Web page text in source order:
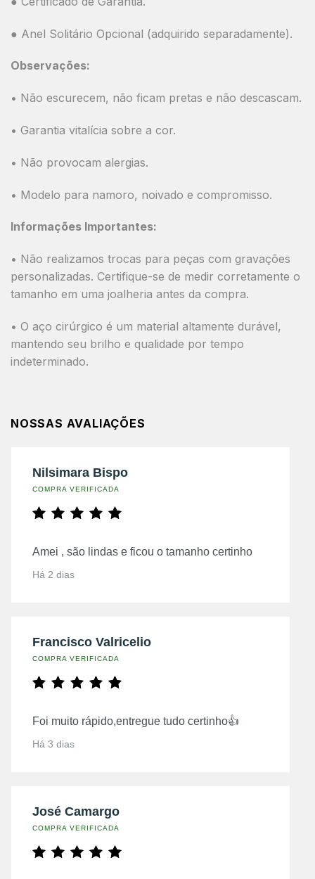
● Anel Solitário Opcional (adquirido separadamente).
Observações:
• Não escurecem, não ficam pretas e não descascam.
• Garantia vitalícia sobre a cor.
• Não provocam alergias.
• Modelo para namoro, noivado e compromisso.
Informações Importantes:
• Não realizamos trocas para peças com gravações
personalizadas. Certifique-se de medir corretamente o
tamanho em uma joalheria antes da compra.
• O aço cirúrgico é um material altamente durável,
mantendo seu brilho e qualidade por tempo
indeterminado.
NOSSAS AVALIAÇÕES
Nilsimara Bispo
COMPRA VERIFICADA
Amei , são lindas e ficou o tamanho certinho
Há 2 dias
Francisco Valricelio
COMPRA VERIFICADA
Foi muito rápido,entregue tudo certinho👍
Há 3 dias
José Camargo
COMPRA VERIFICADA